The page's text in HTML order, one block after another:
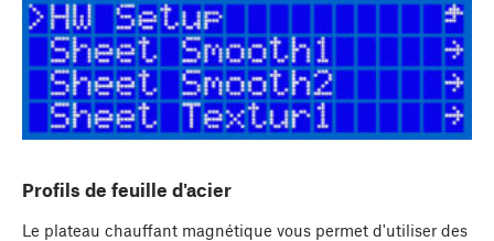
Profils de feuille d'acier
Le plateau chauffant magnétique vous permet d'utiliser des